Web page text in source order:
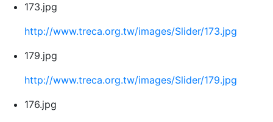
173.jpg
http://www.treca.org.tw/images/Slider/173.jpg
179.jpg
http://www.treca.org.tw/images/Slider/179.jpg
176.jpg